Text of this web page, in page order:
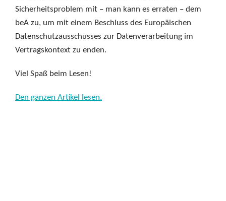
Sicherheitsproblem mit – man kann es erraten – dem
beA zu, um mit einem Beschluss des Europäischen
Datenschutzausschusses zur Datenverarbeitung im
Vertragskontext zu enden.
Viel Spaß beim Lesen!
Den ganzen Artikel lesen.